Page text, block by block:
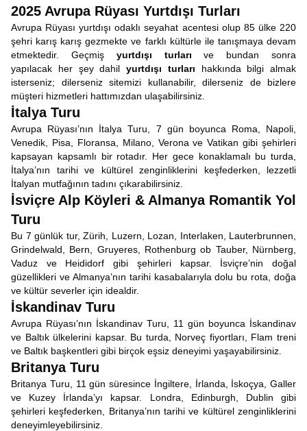
2025 Avrupa Rüyası Yurtdışı Turları
Avrupa Rüyası yurtdışı odaklı seyahat acentesi olup 85 ülke 220
şehri karış karış gezmekte ve farklı kültürle ile tanışmaya devam
etmektedir. Geçmiş yurtdışı turları ve bundan sonra
yapılacak her şey dahil yurtdışı turları hakkında bilgi almak
isterseniz; dilerseniz sitemizi kullanabilir, dilerseniz de bizlere
müşteri hizmetleri hattımızdan ulaşabilirsiniz.
İtalya Turu
Avrupa Rüyası’nın İtalya Turu, 7 gün boyunca Roma, Napoli,
Venedik, Pisa, Floransa, Milano, Verona ve Vatikan gibi şehirleri
kapsayan kapsamlı bir rotadır. Her gece konaklamalı bu turda,
İtalya’nın tarihi ve kültürel zenginliklerini keşfederken, lezzetli
İtalyan mutfağının tadını çıkarabilirsiniz.
İsviçre Alp Köyleri & Almanya Romantik Yol
Turu
Bu 7 günlük tur, Zürih, Luzern, Lozan, Interlaken, Lauterbrunnen,
Grindelwald, Bern, Gruyeres, Rothenburg ob Tauber, Nürnberg,
Vaduz ve Heididorf gibi şehirleri kapsar. İsviçre’nin doğal
güzellikleri ve Almanya’nın tarihi kasabalarıyla dolu bu rota, doğa
ve kültür severler için idealdir.
İskandinav Turu
Avrupa Rüyası’nın İskandinav Turu, 11 gün boyunca İskandinav
ve Baltık ülkelerini kapsar. Bu turda, Norveç fiyortları, Flam treni
ve Baltık başkentleri gibi birçok eşsiz deneyimi yaşayabilirsiniz.
Britanya Turu
Britanya Turu, 11 gün süresince İngiltere, İrlanda, İskoçya, Galler
ve Kuzey İrlanda’yı kapsar. Londra, Edinburgh, Dublin gibi
şehirleri keşfederken, Britanya’nın tarihi ve kültürel zenginliklerini
deneyimleyebilirsiniz.